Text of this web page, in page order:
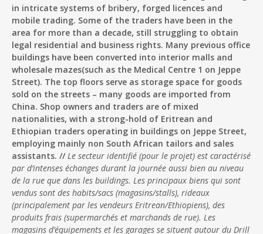
in intricate systems of bribery, forged licences and
mobile trading. Some of the traders have been in the
area for more than a decade, still struggling to obtain
legal residential and business rights. Many previous office
buildings have been converted into interior malls and
wholesale mazes(such as the Medical Centre 1 on Jeppe
Street). The top floors serve as storage space for goods
sold on the streets – many goods are imported from
China. Shop owners and traders are of mixed
nationalities, with a strong-hold of Eritrean and
Ethiopian traders operating in buildings on Jeppe Street,
employing mainly non South African tailors and sales
assistants. // Le secteur identifié (pour le projet) est caractérisé
par d’intenses échanges durant la journée aussi bien au niveau
de la rue que dans les buildings. Les principaux biens qui sont
vendus sont des habits/sacs (magasins/stalls), rideaux
(principalement par les vendeurs Eritrean/Ethiopiens), des
produits frais (supermarchés et marchands de rue). Les
magasins d’équipements et les garages se situent autour du Drill